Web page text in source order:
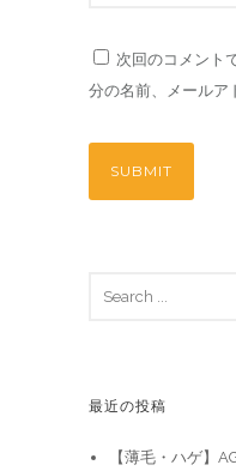
次回のコメント
分の名前、メールア
最近の投稿
【薄毛・ハゲ】